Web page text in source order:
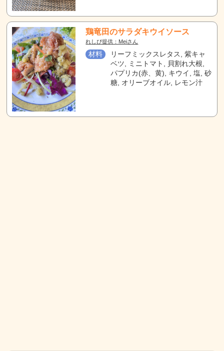
鶏竜田のサラダキウイソース
れしぴ提供：Meiさん
材料
リーフミックスレタス, 紫キャ
ベツ, ミニトマト, 貝割れ大根,
パプリカ(赤、黄), キウイ, 塩, 砂
糖, オリーブオイル, レモン汁